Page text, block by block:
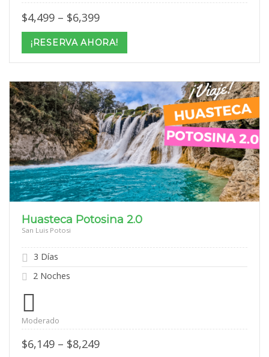
$4,499 – $6,399Price
$4,499
through
$6,399
¡RESERVA AHORA!
Huasteca Potosina 2.0
San Luis Potosi
3 Días
2 Noches
Moderado
$6,149 – $8,249Price